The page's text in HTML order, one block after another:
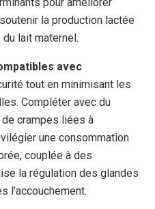
la production lactée
lait maternel.
avec
tout en minimisant les
Compléter avec du
crampes liées à
une consommation
couplée à des
la régulation des glandes
l’accouchement.